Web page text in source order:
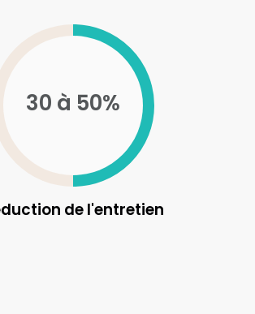
30 à 50%
de l'entretien